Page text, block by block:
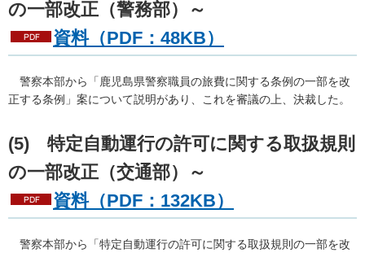
の一部改正（警務部）～
資料（PDF：48KB）
警察本部から「鹿児島県警察職員の旅費に関する条例の一部を改
正する条例」案について説明があり、これを審議の上、決裁した。
(5) 特定自動運行の許可に関する取扱規則
の一部改正（交通部）～
資料（PDF：132KB）
警察本部から「特定自動運行の許可に関する取扱規則の一部を改